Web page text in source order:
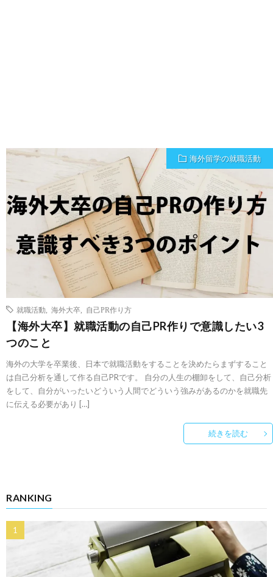
海外留学の就職活動
就職活動 海外大卒 自己PR作り方
【海外大卒】就職活動の自己PR作りで意識したい3
つのこと
海外の大学を卒業後、日本で就職活動をすることを決めたらまずすること
は自己分析を通して作る自己PRです。 自分の人生の棚卸をして、自己分析
をして、自分がいったいどういう人間でどういう強みがあるのかを就職先
に伝える必要があり […]
続きを読む
RANKING